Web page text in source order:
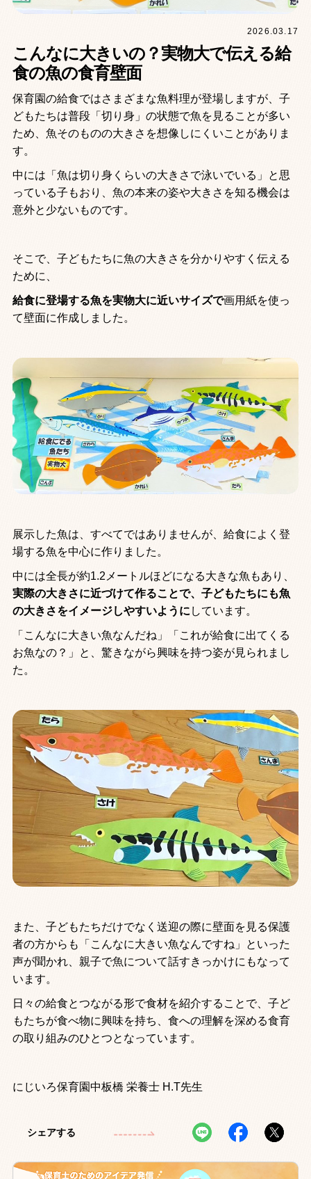
2026.03.17
こんなに大きいの？実物大で伝える給
食の魚の食育壁面
保育園の給食ではさまざまな魚料理が登場しますが、 子
どもたちは普段「切り身」の状態で魚を見ることが多い
ため、魚そのものの大きさを想像しにくいことがありま
す。
中には「魚は切り身くらいの大きさで泳いでいる」と思
っている子もおり、 魚の本来の姿や大きさを知る機会は
意外と少ないものです。
そこで、子どもたちに魚の大きさを分かりやすく伝える
ために、
給食に登場する魚を実物大に近いサイズで画用紙を使っ
て壁面に作成しました。
展示した魚は、すべてではありませんが、給食によく登
場する魚を中心に作りました。
中には全長が約1.2メートルほどになる大きな魚もあり、
実際の大きさに近づけて作ることで、子どもたちにも魚
の大きさをイメージしやすいように しています。
「こんなに大きい魚なんだね」「これが給食に出てくる
お魚なの？」と、驚きながら興味を持つ姿が見られまし
た。
また、子どもたちだけでなく送迎の際に壁面を見る保護
者の方からも「こんなに大きい魚なんですね」といった
声が聞かれ、親子で魚について話すきっかけにもなって
います。
日々の給食とつながる形で食材を紹介することで、子ど
もたちが食べ物に興味を持ち、食への理解を深める食育
の取り組みのひとつとなっています。
にじいろ保育園中板橋 栄養士 H.T先生
シェアする